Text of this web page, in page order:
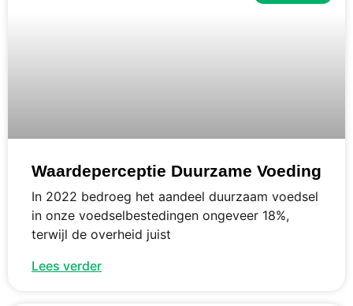
Waardeperceptie Duurzame Voeding
In 2022 bedroeg het aandeel duurzaam voedsel
in onze voedselbestedingen ongeveer 18%,
terwijl de overheid juist
Lees verder